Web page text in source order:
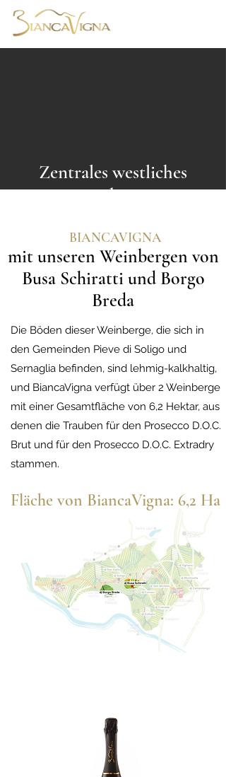
Zentrales westliches
Gebiet
BIANCAVIGNA
mit unseren Weinbergen von
Busa Schiratti und Borgo
Breda
Die Böden dieser Weinberge, die sich in
den Gemeinden Pieve di Soligo und
Sernaglia befinden, sind lehmig-kalkhaltig,
und BiancaVigna verfügt über 2 Weinberge
mit einer Gesamtfläche von 6,2 Hektar, aus
denen die Trauben für den Prosecco D.O.C.
Brut und für den Prosecco D.O.C. Extradry
stammen.
Fläche von BiancaVigna: 6,2 Ha